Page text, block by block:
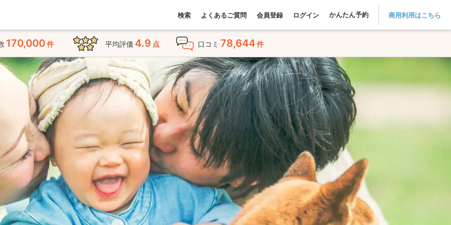
検索 よくあるご質問 会員登録 ログイン かんたん予約 商用利用はこちら
170,000件 平均評価 4.9 点 口コミ 78,644件